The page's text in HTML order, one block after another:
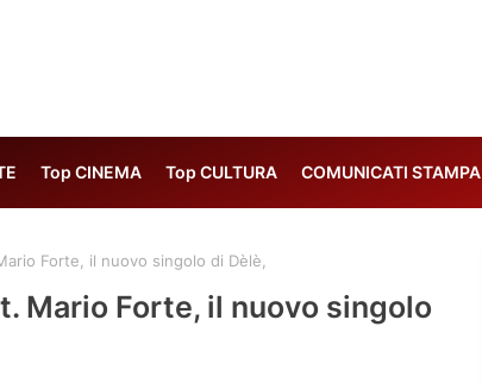
Top CINEMA Top CULTURA COMUNICATI STAMPA
Forte, il nuovo singolo di Dèlè,
Mario Forte, il nuovo singolo